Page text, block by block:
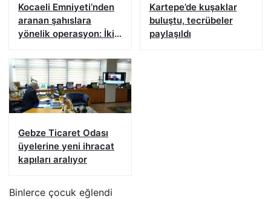
Kocaeli Emniyeti’nden
aranan şahıslara
yönelik operasyon: İki
Kartepe’de kuşaklar
buluştu, tecrübeler
paylaşıldı
Gebze Ticaret Odası
üyelerine yeni ihracat
kapıları aralıyor
Binlerce çocuk eğlendi